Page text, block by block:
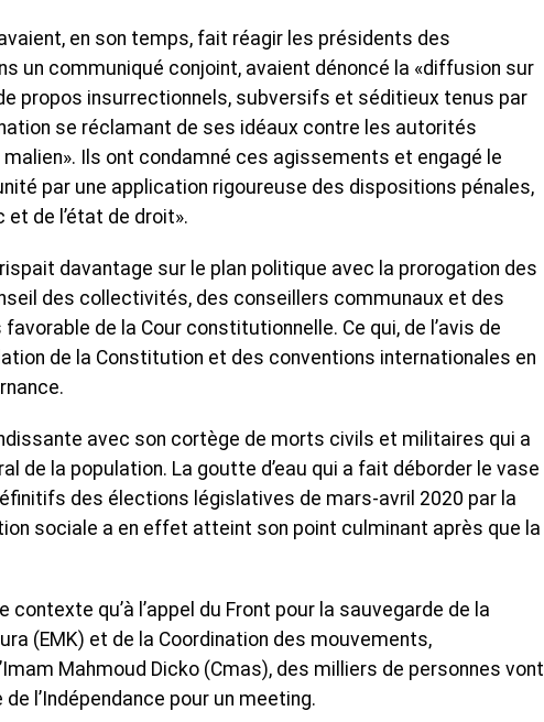
en son temps, fait réagir les présidents des
un communiqué conjoint, avaient dénoncé la «diffusion sur
propos insurrectionnels, subversifs et séditieux tenus par
se réclamant de ses idéaux contre les autorités
Ils ont condamné ces agissements et engagé le
par une application rigoureuse des dispositions pénales,
et de l’état de droit».
davantage sur le plan politique avec la prorogation des
des collectivités, des conseillers communaux et des
de la Cour constitutionnelle. Ce qui, de l’avis de
de la Constitution et des conventions internationales en
avec son cortège de morts civils et militaires qui a
de la population. La goutte d’eau qui a fait déborder le vase
des élections législatives de mars-avril 2020 par la
sociale a en effet atteint son point culminant après que la
contexte qu’à l’appel du Front pour la sauvegarde de la
(EMK) et de la Coordination des mouvements,
Mahmoud Dicko (Cmas), des milliers de personnes vont
l’Indépendance pour un meeting.